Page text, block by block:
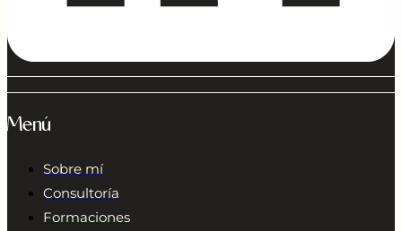
Menú
Sobre mí
Consultoría
Formaciones